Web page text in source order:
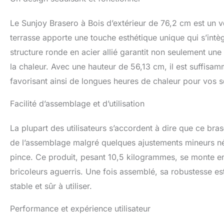
étincelles
distribution
retenir les
tisonnier robuste
chaude. 【
sans souci. Ce
Dimensionné de
plus, il
partager des
détente.
Le Sunjoy Brasero à Bois d’extérieur de 76,2 cm est
terrasse apporte une touche esthétique unique qui
structure ronde en acier allié garantit non seulement
la chaleur. Avec une hauteur de 56,13 cm, il est
favorisant ainsi de longues heures de chaleur pour vos
Facilité d’assemblage et d’utilisation
La plupart des utilisateurs s’accordent à dire que ce
de l’assemblage malgré quelques ajustements mineurs
pince. Ce produit, pesant 10,5 kilogrammes, se monte
bricoleurs aguerris. Une fois assemblé, sa robustesse
stable et sûr à utiliser.
Performance et expérience utilisateur